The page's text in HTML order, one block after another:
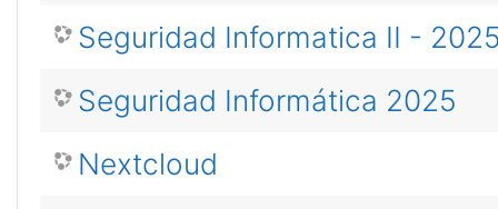
Seguridad Informatica II -
Seguridad Informática 2025
Nextcloud